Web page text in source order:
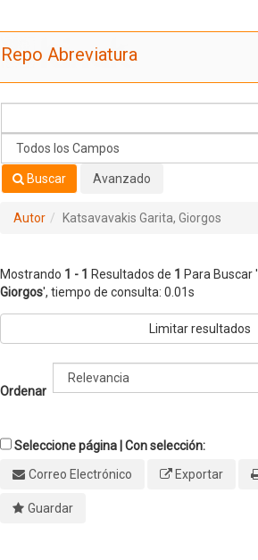
Giorgos
Repo Abreviatura
Buscar Avanzado
Autor Katsavavakis Garita, Giorgos
Mostrando 1 - 1 Resultados de 1 Para Buscar '
Giorgos', tiempo de consulta: 0.01s
Limitar resultados
Ordenar
Seleccione página | Con selección:
Correo Electrónico
Exportar
Guardar